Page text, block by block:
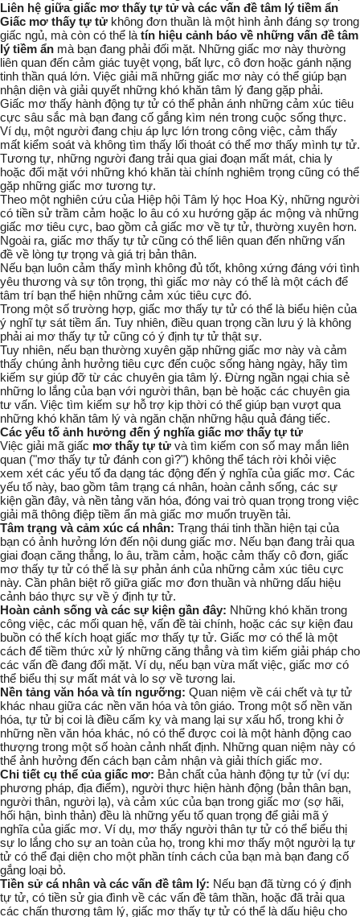
Liên hệ giữa giấc mơ thấy tự tử và các vấn đề tâm lý tiềm ẩn
Giấc mơ thấy tự tử không đơn thuần là một hình ảnh đáng sợ trong
giấc ngủ, mà còn có thể là tín hiệu cảnh báo về những vấn đề tâm
lý tiềm ẩn mà bạn đang phải đối mặt. Những giấc mơ này thường
liên quan đến cảm giác tuyệt vọng, bất lực, cô đơn hoặc gánh nặng
tinh thần quá lớn. Việc giải mã những giấc mơ này có thể giúp bạn
nhận diện và giải quyết những khó khăn tâm lý đang gặp phải.
Giấc mơ thấy hành động tự tử có thể phản ánh những cảm xúc tiêu
cực sâu sắc mà bạn đang cố gắng kìm nén trong cuộc sống thực.
Ví dụ, một người đang chịu áp lực lớn trong công việc, cảm thấy
mất kiểm soát và không tìm thấy lối thoát có thể mơ thấy mình tự tử.
Tương tự, những người đang trải qua giai đoạn mất mát, chia ly
hoặc đối mặt với những khó khăn tài chính nghiêm trọng cũng có thể
gặp những giấc mơ tương tự.
Theo một nghiên cứu của Hiệp hội Tâm lý học Hoa Kỳ, những người
có tiền sử trầm cảm hoặc lo âu có xu hướng gặp ác mộng và những
giấc mơ tiêu cực, bao gồm cả giấc mơ về tự tử, thường xuyên hơn.
Ngoài ra, giấc mơ thấy tự tử cũng có thể liên quan đến những vấn
đề về lòng tự trọng và giá trị bản thân.
Nếu bạn luôn cảm thấy mình không đủ tốt, không xứng đáng với tình
yêu thương và sự tôn trọng, thì giấc mơ này có thể là một cách để
tâm trí bạn thể hiện những cảm xúc tiêu cực đó.
Trong một số trường hợp, giấc mơ thấy tự tử có thể là biểu hiện của
ý nghĩ tự sát tiềm ẩn. Tuy nhiên, điều quan trọng cần lưu ý là không
phải ai mơ thấy tự tử cũng có ý định tự tử thật sự.
Tuy nhiên, nếu bạn thường xuyên gặp những giấc mơ này và cảm
thấy chúng ảnh hưởng tiêu cực đến cuộc sống hàng ngày, hãy tìm
kiếm sự giúp đỡ từ các chuyên gia tâm lý. Đừng ngần ngại chia sẻ
những lo lắng của bạn với người thân, bạn bè hoặc các chuyên gia
tư vấn. Việc tìm kiếm sự hỗ trợ kịp thời có thể giúp bạn vượt qua
những khó khăn tâm lý và ngăn chặn những hậu quả đáng tiếc.
Các yếu tố ảnh hưởng đến ý nghĩa giấc mơ thấy tự tử
Việc giải mã giấc mơ thấy tự tử và tìm kiếm con số may mắn liên
quan ("mơ thấy tự tử đánh con gì?") không thể tách rời khỏi việc
xem xét các yếu tố đa dạng tác động đến ý nghĩa của giấc mơ. Các
yếu tố này, bao gồm tâm trạng cá nhân, hoàn cảnh sống, các sự
kiện gần đây, và nền tảng văn hóa, đóng vai trò quan trọng trong việc
giải mã thông điệp tiềm ẩn mà giấc mơ muốn truyền tải.
Tâm trạng và cảm xúc cá nhân: Trạng thái tinh thần hiện tại của
bạn có ảnh hưởng lớn đến nội dung giấc mơ. Nếu bạn đang trải qua
giai đoạn căng thẳng, lo âu, trầm cảm, hoặc cảm thấy cô đơn, giấc
mơ thấy tự tử có thể là sự phản ánh của những cảm xúc tiêu cực
này. Cần phân biệt rõ giữa giấc mơ đơn thuần và những dấu hiệu
cảnh báo thực sự về ý định tự tử.
Hoàn cảnh sống và các sự kiện gần đây: Những khó khăn trong
công việc, các mối quan hệ, vấn đề tài chính, hoặc các sự kiện đau
buồn có thể kích hoạt giấc mơ thấy tự tử. Giấc mơ có thể là một
cách để tiềm thức xử lý những căng thẳng và tìm kiếm giải pháp cho
các vấn đề đang đối mặt. Ví dụ, nếu bạn vừa mất việc, giấc mơ có
thể biểu thị sự mất mát và lo sợ về tương lai.
Nền tảng văn hóa và tín ngưỡng: Quan niệm về cái chết và tự tử
khác nhau giữa các nền văn hóa và tôn giáo. Trong một số nền văn
hóa, tự tử bị coi là điều cấm kỵ và mang lại sự xấu hổ, trong khi ở
những nền văn hóa khác, nó có thể được coi là một hành động cao
thượng trong một số hoàn cảnh nhất định. Những quan niệm này có
thể ảnh hưởng đến cách bạn cảm nhận và giải thích giấc mơ.
Chi tiết cụ thể của giấc mơ: Bản chất của hành động tự tử (ví dụ:
phương pháp, địa điểm), người thực hiện hành động (bản thân bạn,
người thân, người lạ), và cảm xúc của bạn trong giấc mơ (sợ hãi,
hối hận, bình thản) đều là những yếu tố quan trọng để giải mã ý
nghĩa của giấc mơ. Ví dụ, mơ thấy người thân tự tử có thể biểu thị
sự lo lắng cho sự an toàn của họ, trong khi mơ thấy một người lạ tự
tử có thể đại diện cho một phần tính cách của bạn mà bạn đang cố
gắng loại bỏ.
Tiền sử cá nhân và các vấn đề tâm lý: Nếu bạn đã từng có ý định
tự tử, có tiền sử gia đình về các vấn đề tâm thần, hoặc đã trải qua
các chấn thương tâm lý, giấc mơ thấy tự tử có thể là dấu hiệu cho